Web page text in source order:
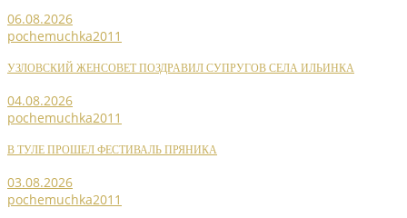
06.08.2026
pochemuchka2011
УЗЛОВСКИЙ ЖЕНСОВЕТ ПОЗДРАВИЛ СУПРУГОВ СЕЛА ИЛЬИНКА
04.08.2026
pochemuchka2011
В ТУЛЕ ПРОШЕЛ ФЕСТИВАЛЬ ПРЯНИКА
03.08.2026
pochemuchka2011